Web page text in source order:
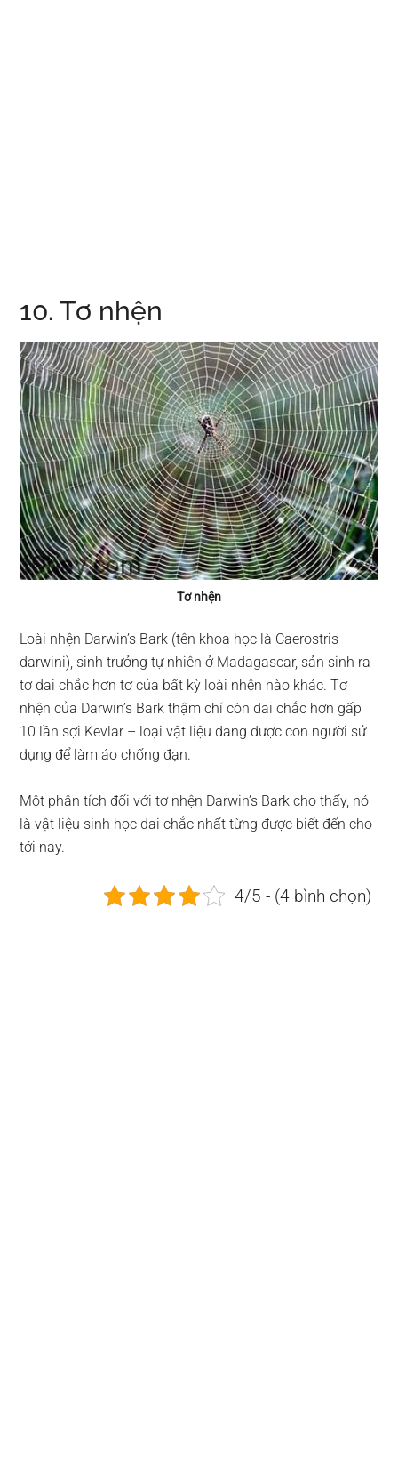
10. Tơ nhện
Tơ nhện
Loài nhện Darwin’s Bark (tên khoa học là Caerostris
darwini), sinh trưởng tự nhiên ở Madagascar, sản sinh ra
tơ dai chắc hơn tơ của bất kỳ loài nhện nào khác. Tơ
nhện của Darwin’s Bark thậm chí còn dai chắc hơn gấp
10 lần sợi Kevlar – loại vật liệu đang được con người sử
dụng để làm áo chống đạn.
Một phân tích đối với tơ nhện Darwin’s Bark cho thấy, nó
là vật liệu sinh học dai chắc nhất từng được biết đến cho
tới nay.
4/5 - (4 bình chọn)